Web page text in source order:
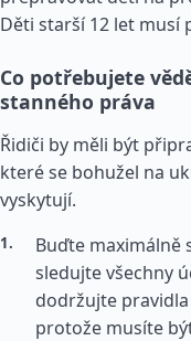
Děti starší 12 let musí
Co potřebujete
stanného práva
Řidiči by měli být
které se bohužel na
vyskytují.
Buďte maximálně
sledujte všechny
dodržujte
protože musíte